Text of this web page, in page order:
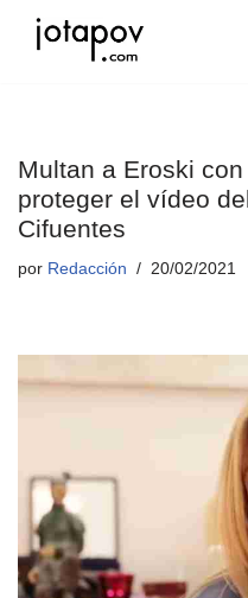
Multan a Eroski
proteger el vídeo
Cifuentes
por Redacción 20/02/2021